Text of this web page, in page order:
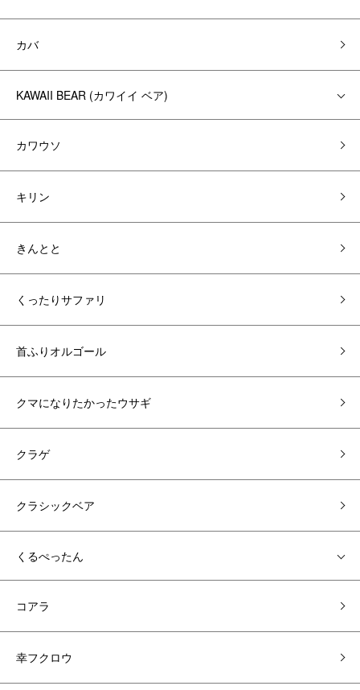
カバ
KAWAII BEAR (カワイイ ベア)
カワウソ
キリン
きんとと
くったりサファリ
首ふりオルゴール
クマになりたかったウサギ
クラゲ
クラシックベア
くるぺったん
コアラ
幸フクロウ